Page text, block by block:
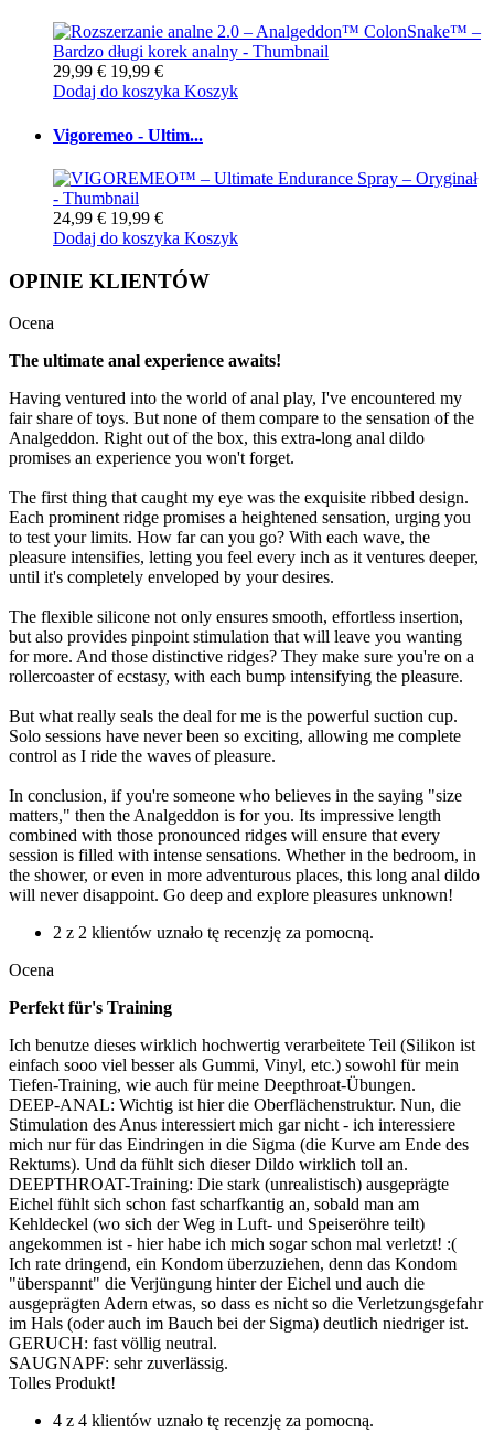
29,99 € 19,99 €
Dodaj do koszyka Koszyk
Vigoremeo - Ultim...
24,99 € 19,99 €
Dodaj do koszyka Koszyk
OPINIE KLIENTÓW
Ocena
The ultimate anal experience awaits!
Having ventured into the world of anal play, I've encountered my
fair share of toys. But none of them compare to the sensation of the
Analgeddon. Right out of the box, this extra-long anal dildo
promises an experience you won't forget.
The first thing that caught my eye was the exquisite ribbed design.
Each prominent ridge promises a heightened sensation, urging you
to test your limits. How far can you go? With each wave, the
pleasure intensifies, letting you feel every inch as it ventures deeper,
until it's completely enveloped by your desires.
The flexible silicone not only ensures smooth, effortless insertion,
but also provides pinpoint stimulation that will leave you wanting
for more. And those distinctive ridges? They make sure you're on a
rollercoaster of ecstasy, with each bump intensifying the pleasure.
But what really seals the deal for me is the powerful suction cup.
Solo sessions have never been so exciting, allowing me complete
control as I ride the waves of pleasure.
In conclusion, if you're someone who believes in the saying "size
matters," then the Analgeddon is for you. Its impressive length
combined with those pronounced ridges will ensure that every
session is filled with intense sensations. Whether in the bedroom, in
the shower, or even in more adventurous places, this long anal dildo
will never disappoint. Go deep and explore pleasures unknown!
2 z 2 klientów uznało tę recenzję za pomocną.
Ocena
Perfekt für's Training
Ich benutze dieses wirklich hochwertig verarbeitete Teil (Silikon ist
einfach sooo viel besser als Gummi, Vinyl, etc.) sowohl für mein
Tiefen-Training, wie auch für meine Deepthroat-Übungen.
DEEP-ANAL: Wichtig ist hier die Oberflächenstruktur. Nun, die
Stimulation des Anus interessiert mich gar nicht - ich interessiere
mich nur für das Eindringen in die Sigma (die Kurve am Ende des
Rektums). Und da fühlt sich dieser Dildo wirklich toll an.
DEEPTHROAT-Training: Die stark (unrealistisch) ausgeprägte
Eichel fühlt sich schon fast scharfkantig an, sobald man am
Kehldeckel (wo sich der Weg in Luft- und Speiseröhre teilt)
angekommen ist - hier habe ich mich sogar schon mal verletzt! :(
Ich rate dringend, ein Kondom überzuziehen, denn das Kondom
"überspannt" die Verjüngung hinter der Eichel und auch die
ausgeprägten Adern etwas, so dass es nicht so die Verletzungsgefahr
im Hals (oder auch im Bauch bei der Sigma) deutlich niedriger ist.
GERUCH: fast völlig neutral.
SAUGNAPF: sehr zuverlässig.
Tolles Produkt!
4 z 4 klientów uznało tę recenzję za pomocną.